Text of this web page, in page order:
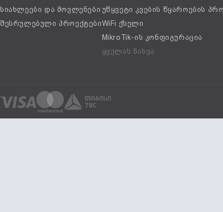
სიახლეები და მოვლენები
შესრულებული პროექტები
უწყვეტი კვების წყაროების
WiFi ქსელი
MikroTik-ის კონფიგურაცია
ყველას ნახვა